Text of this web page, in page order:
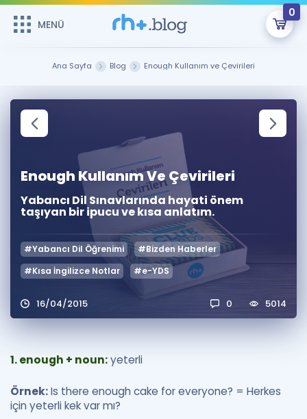
MENÜ
0
Şifremi Hatırlamıyorum
GİRİŞ YAP
ÜYE DEĞİLİM
Sepetin Şu An Boş.
Remzi Hoca ile seni sınava hazırlayacak onlarca eğitim seni
bekliyor!
MENÜ
Çalışma Paketleri
Kitaplar ve Kaynaklar
Katılımcı Görüşleri
Faydalı Araçlar
Ücretsiz Kaynaklar
Puan Hesaplama
Kampanyalar
Blog
İngilizce Gramer
Hakkımızda
Kariyer
Soru & Cevap
Ana Sayfa Blog Enough Kullanım ve Çevirileri
Enough Kullanım Ve Çevirileri
Yabancı Dil Sınavlarında hayati önem
taşıyan bir ipucu ve kısa anlatım.
#Yabancı Dil Öğrenimi
#Bizden Haberler
#Kısa İngilizce Notlar
#e-YDS
16/04/2015 0 5014
1. enough + noun:yeterli
Örnek:Is there enough cake for everyone? = Herkes
için yeterli kek var mı?